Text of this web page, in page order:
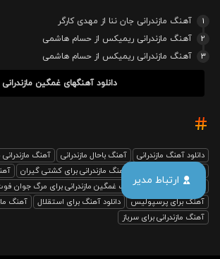
ارتباط مدیر
1
آهنگ مازندرانی جان ننا از مهدی کارگر
2
آهنگ مازندرانی ریمیکس از حسام هاشمی
3
آهنگ مازندرانی ریمیکس از حسام هاشمی
دانلود آهنگهای غمگین مازندرانی
دانلود آهنگ مازندرانی آهنگ باحال مازندرانی
آهنگ مازندرانی
آهنگ مازندرانی برای کشتی گیران
بابل صدا ریمیکس
آهنگ غمگین مازندرانی برای مرگ جوان
آهنگ برای پرسپولیس
دانلود آهنگ برای استقلال
آهنگ
آهنگ مازندرانی برای سرباز